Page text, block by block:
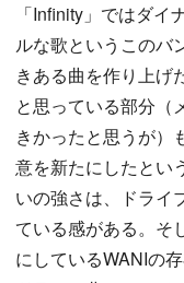
「Infinity」ではダ
ルな歌というこのバ
きある曲を作り上げ
と思っている部分（
きかったと思うが）
意を新たにしたとい
いの強さは、ドライ
ている感がある。そ
にしているWANIの